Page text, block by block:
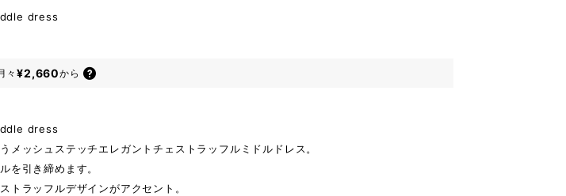
dress
々¥2,660から
dress
メッシュステッチエレガントチェストラッフルミドルドレス。
を引き締めます。
トラッフルデザインがアクセント。